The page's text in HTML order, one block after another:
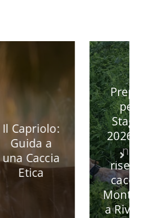
Preparati
per la
Stagione
2026/2027
nella
riserva di
caccia La
Montefeltro
a Rivergaro